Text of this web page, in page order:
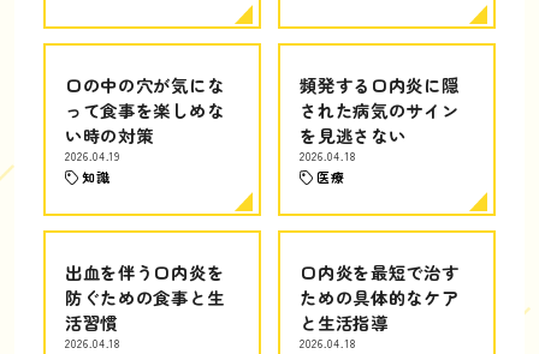
口の中の穴が気にな
って食事を楽しめな
い時の対策
2026.04.19
知識
頻発する口内炎に隠
された病気のサイン
を見逃さない
2026.04.18
医療
出血を伴う口内炎を
防ぐための食事と生
活習慣
2026.04.18
口内炎を最短で治す
ための具体的なケア
と生活指導
2026.04.18